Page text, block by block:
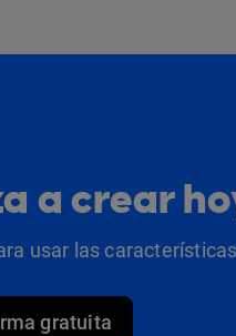
a crear
usar las
gratuita